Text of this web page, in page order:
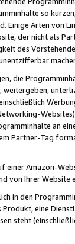
so
Einige Arten von
der nicht als
des
die
an
Partner-Tag
einer Amazon-
von Ihrer
in den
Produkt, eine
steht